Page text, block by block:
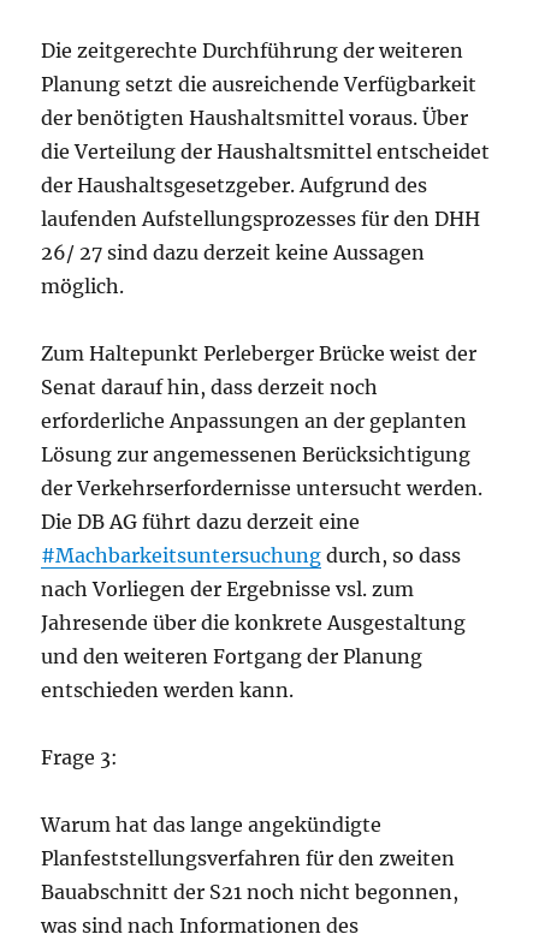
Die zeitgerechte Durchführung der weiteren
Planung setzt die ausreichende Verfügbarkeit
der benötigten Haushaltsmittel voraus. Über
die Verteilung der Haushaltsmittel entscheidet
der Haushaltsgesetzgeber. Aufgrund des
laufenden Aufstellungsprozesses für den DHH
26/ 27 sind dazu derzeit keine Aussagen
möglich.
Zum Haltepunkt Perleberger Brücke weist der
Senat darauf hin, dass derzeit noch
erforderliche Anpassungen an der geplanten
Lösung zur angemessenen Berücksichtigung
der Verkehrserfordernisse untersucht werden.
Die DB AG führt dazu derzeit eine
#Machbarkeitsuntersuchung durch, so dass
nach Vorliegen der Ergebnisse vsl. zum
Jahresende über die konkrete Ausgestaltung
und den weiteren Fortgang der Planung
entschieden werden kann.
Frage 3:
Warum hat das lange angekündigte
Planfeststellungsverfahren für den zweiten
Bauabschnitt der S21 noch nicht begonnen,
was sind nach Informationen des